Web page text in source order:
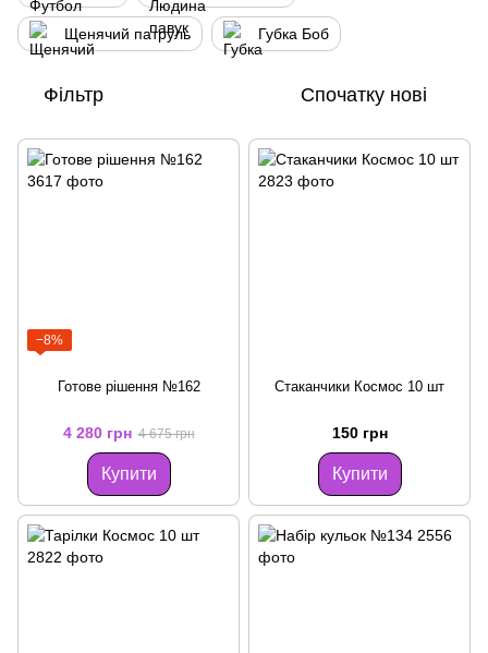
Щенячий патруль Губка Боб
Фільтр Спочатку нові
−8%
Готове рішення №162
4 280 грн 4 675 грн
Купити
Стаканчики Космос 10 шт
150 грн
Купити